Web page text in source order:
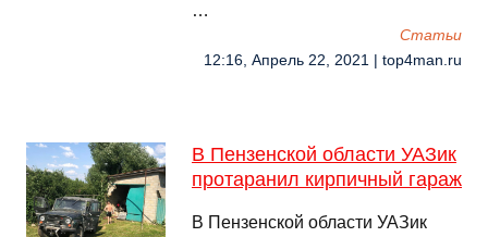
…
Cтатьи
12:16, Апрель 22, 2021 | top4man.ru
В Пензенской области УАЗик
протаранил кирпичный гараж
В Пензенской области УАЗик